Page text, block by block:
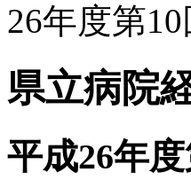
26年度第
県立病院
平成26年